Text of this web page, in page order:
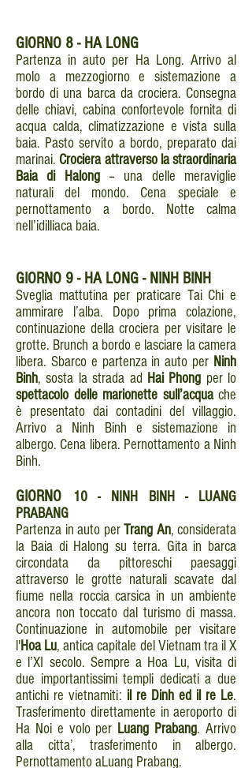
GIORNO 8 - HA LONG
Partenza in auto per Ha Long. Arrivo al
molo a mezzogiorno e sistemazione a
bordo di una barca da crociera. Consegna
delle chiavi, cabina confortevole fornita di
acqua calda, climatizzazione e vista sulla
baia. Pasto servito a bordo, preparato dai
marinai.Crociera attraverso la straordinaria
Baia di Halong– una delle meraviglie
naturali del mondo. Cena speciale e
pernottamento a bordo. Notte calma
nell’idilliaca baia.
GIORNO 9 - HA LONG - NINH BINH
Sveglia mattutina per praticare Tai Chi e
ammirare l’alba. Dopo prima colazione,
continuazione della crociera per visitare le
grotte. Brunch a bordo e lasciare la camera
libera. Sbarco e partenza in auto per Ninh
Binh, sosta la strada ad Hai Phong per lo
spettacolo delle marionette sull’acquache
è presentato dai contadini del villaggio.
Arrivo a Ninh Binh e sistemazione in
albergo. Cena libera. Pernottamento a Ninh
Binh.
GIORNO
10 - NINH BINH - LUANG
PRABANG
Partenza in auto perTrang An, considerata
la Baia di Halong su terra. Gita in barca
circondata da pittoreschi paesaggi
attraverso le grotte naturali scavate dal
fiume nella roccia carsica in un ambiente
ancora non toccato dal turismo di massa.
Continuazione in automobile per visitare
l'Hoa Lu, antica capitale del Vietnam tra il X
e l’XI secolo. Sempre a Hoa Lu, visita di
due importantissimi templi dedicati a due
antichi re vietnamiti: il re Dinh ed il re Le.
Trasferimento direttamente in aeroporto di
Ha Noi e volo per Luang Prabang. Arrivo
alla citta’, trasferimento in albergo.
Pernottamento aLuang Prabang.